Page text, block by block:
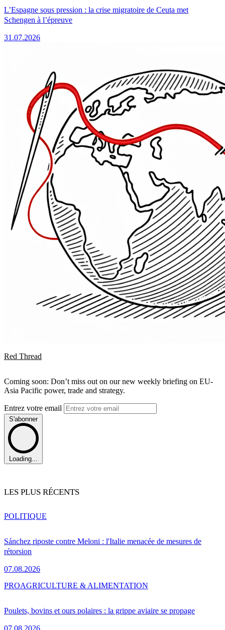
L’Espagne sous pression : la crise migratoire de Ceuta met
Schengen à l’épreuve
31.07.2026
Red Thread
Coming soon: Don’t miss out on our new weekly briefing on EU-
Asia Pacific power, trade and strategy.
Entrez votre email
S'abonner
Loading...
LES PLUS RÉCENTS
Sánchez riposte contre Meloni : l'Italie menacée de mesures de
rétorsion
07.08.2026
POLITIQUE
Poulets, bovins et ours polaires : la grippe aviaire se propage
PROAGRICULTURE & ALIMENTATION